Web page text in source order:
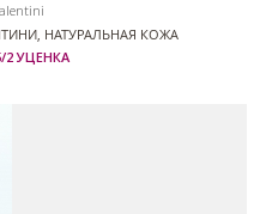
НАТУРАЛЬНАЯ КОЖА
2 УЦЕНКА